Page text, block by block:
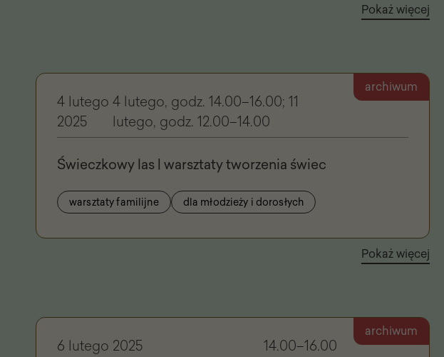
Pokaż więcej
archiwum
4 lutego
2025
4 lutego, godz. 14.00–16.00; 11
lutego, godz. 12.00–14.00
Świeczkowy las | warsztaty tworzenia świec
warsztaty familijne dla młodzieży i dorosłych
Pokaż więcej
archiwum
6 lutego 2025 14.00–16.00